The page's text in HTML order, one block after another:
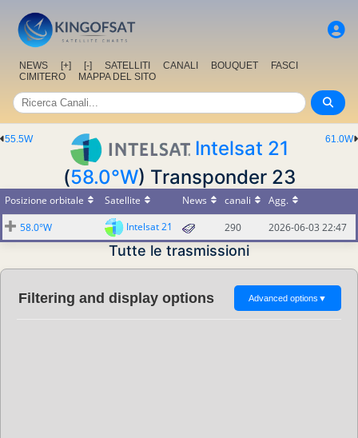
NEWS [+] [-] SATELLITI CANALI BOUQUET
FASCI
CIMITERO
MAPPA DEL SITO
61.0W
55.5W
Intelsat 21
(58.0°W) Transponder 23
Posizione orbitale Satellite News canali
Agg.
58.0°W
Intelsat 21 290 2026-06-03 22:47
Tutte le trasmissioni
Filtering and display options Advanced options ▼